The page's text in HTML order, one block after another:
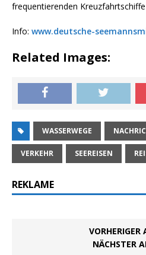
frequentierenden
Info: www.deutsche-
Related Images:
WASSERWEGE
VERKEHR SEEREISEN
REKLAME
VORHERIGER
NÄCHSTER